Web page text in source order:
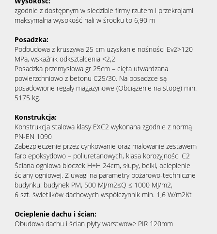
zgodnie z dostępnym w siedzibie firmy rzutem i przekrojami
maksymalna wysokość hali w środku to 6,90 m
Posadzka:
Podbudowa z kruszywa 25 cm uzyskanie nośności Ev2>120
MPa, wskaźnik odkształcenia <2,2
Posadzka przemysłowa gr 25cm – cięta utwardzana
powierzchniowo z betonu C25/30. Na posadzce są
posadowione regały magazynowe (Obciążenie na stopę) min.
5175 kg.
Konstrukcja:
Konstrukcja stalowa klasy EXC2 wykonana zgodnie z normą
PN-EN 1090
Zabezpieczenie przez cynkowanie oraz malowanie zestawem
farb epoksydowo – poliuretanowych, klasa korozyjności C2
Ściana ogniowa bloczek H+H 24cm, słupy, belki, ocieplenie
ściany ogniowej. Z uwagi na parametry pożarowo-techniczne
budynku: budynek PM, 500 MJ/m2≤Q ≤ 1000 MJ/m2,
6 szt. świetlików dachowych współczynnik min. 1,6 W/m2Kt
Ocieplenie dachu i ścian:
Obudowa dachu i ścian płyty warstwowe PIR 120mm